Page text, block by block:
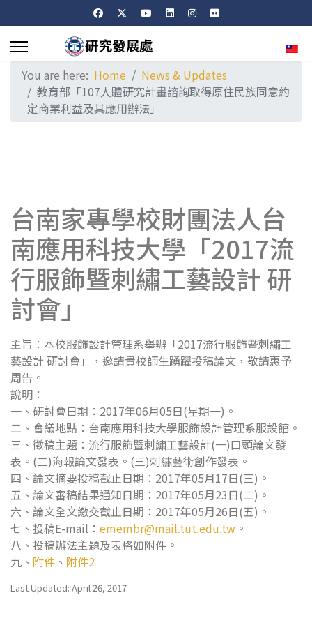
You are here: Home
News & Updates
教育部「107人體研究計畫諮詢取得原住民族同意約
定商業利益及其應用辦法」
台南家專學校財團法人台
南應用科技大學「2017流
行服飾暨刺繡工藝設計 研
討會」
主旨：本校服飾設計管理系舉辦「2017流行服飾暨刺繡工
藝設計 研討會」，邀請貴校師生踴躍投稿論文，敬請惠予
周告。
說明：
一、研討會日期：2017年06月05日(星期一)。
二、會議地點：台南應用科技大學服飾設計管理系服設館。
三、徵稿主題：流行服飾暨刺繡工藝設計(一)口頭論文發
表。(二)海報論文發表。(三)刺繡藝術創作發表。
四、論文摘要投稿截止日期：2017年05月17日(三)。
五、論文審稿結果通知日期：2017年05月23日(二)。
六、論文全文繳交截止日期：2017年05月26日(五)。
七、投稿E-mail： emembr@mail.tut.edu.tw 。
八、投稿辦法主題及表格如附件。
九、 附件 、 附件2
Last Updated: April 26, 2017